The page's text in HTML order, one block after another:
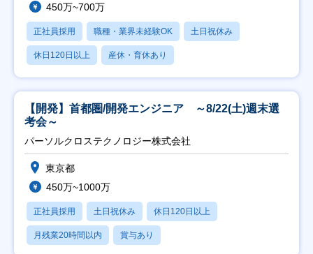
450万~700万
正社員採用 職種・業界未経験OK 土日祝休み
休日120日以上 産休・育休あり
【開発】首都圏/開発エンジニア ～8/22(土)週末選
考会～
パーソルクロステクノロジー株式会社
東京都
450万~1000万
正社員採用 土日祝休み 休日120日以上
月残業20時間以内 賞与あり